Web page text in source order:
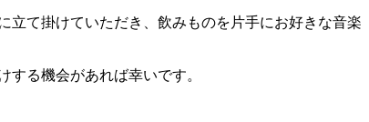
立て掛けていただき、飲みものを片手にお好きな音楽
る機会があれば幸いです。